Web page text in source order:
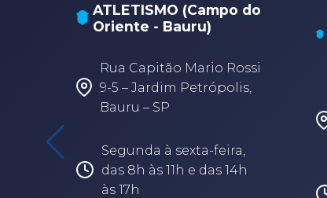
ATLETISMO (Campo do
Oriente - Bauru)
Rua Capitão Mario Rossi
9-5 – Jardim Petrópolis,
Bauru – SP
Segunda à sexta-feira,
das 8h às 11h e das 14h
às 17h